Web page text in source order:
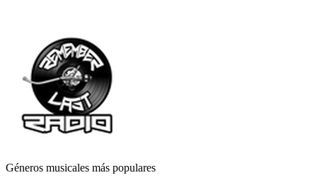
Géneros musicales más populares